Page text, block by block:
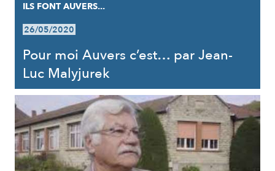
ILS FONT AUVERS...
26/05/2020
Pour moi Auvers c’est… par Jean-
Luc Malyjurek